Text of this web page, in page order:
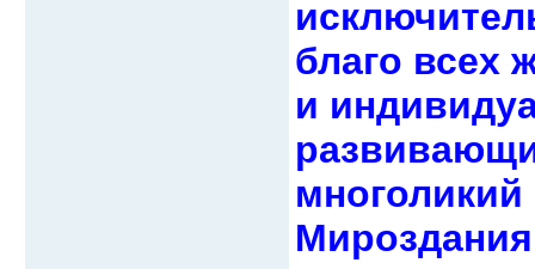
благо всех
и